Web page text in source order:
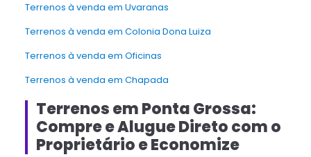
Terrenos à venda em Uvaranas
Terrenos à venda em Colonia Dona Luiza
Terrenos à venda em Oficinas
Terrenos à venda em Chapada
Terrenos em Ponta Grossa:
Compre e Alugue Direto com o
Proprietário e Economize